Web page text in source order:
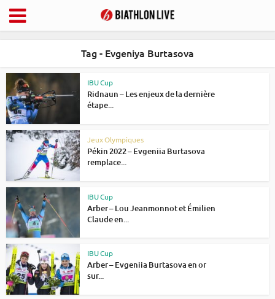
Tag - Evgeniya Burtasova
IBU Cup
Ridnaun – Les enjeux de la dernière
étape...
Jeux Olympiques
Pékin 2022 – Evgeniia Burtasova
remplace...
IBU Cup
Arber – Lou Jeanmonnot et Émilien
Claude en...
IBU Cup
Arber – Evgeniia Burtasova en or
sur...